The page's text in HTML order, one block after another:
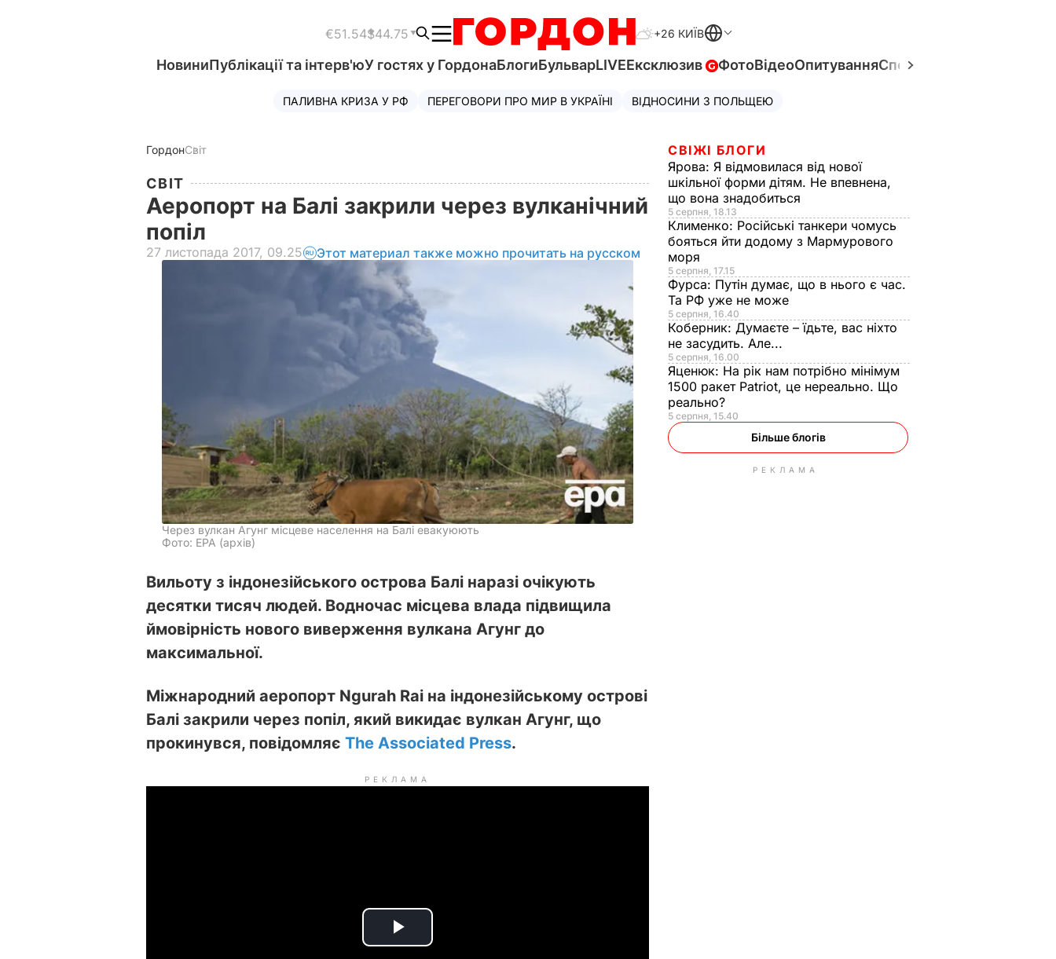
€51.54$44.75 +26 КИЇВ
НовиниПублікації та інтерв'юУ гостях у ГордонаБлогиБульварLIVEЕксклюзив ФотоВідеоОпитуванняСпецпроєкти
ПАЛИВНА КРИЗА У РФ ПЕРЕГОВОРИ ПРО МИР В УКРАЇНІ ВІДНОСИНИ З ПОЛЬЩЕЮ
ГордонСвіт
СВІТ
Аеропорт на Балі закрили через вулканічний
попіл
27 листопада 2017, 09.25 Этот материал также можно прочитать на русском
Через вулкан Агунг місцеве населення на Балі евакуюють
Фото: ЕРА (архів)
Вильоту з індонезійського острова Балі наразі очікують
десятки тисяч людей. Водночас місцева влада підвищила
ймовірність нового виверження вулкана Агунг до
максимальної.
Міжнародний аеропорт Ngurah Rai на індонезійському острові
Балі закрили через попіл, який викидає вулкан Агунг, що
прокинувся, повідомляє The Associated Press.
РЕКЛАМА
P
СВІЖІ БЛОГИ
Ярова: Я відмовилася від нової
шкільної форми дітям. Не впевнена,
що вона знадобиться
5 серпня, 18.13
Клименко: Російські танкери чомусь
бояться йти додому з Мармурового
моря
5 серпня, 17.15
Фурса: Путін думає, що в нього є час.
Та РФ уже не може
5 серпня, 16.40
Коберник: Думаєте – їдьте, вас ніхто
не засудить. Але...
5 серпня, 16.00
Яценюк: На рік нам потрібно мінімум
1500 ракет Patriot, це нереально. Що
реально?
5 серпня, 15.40
Більше блогів
РЕКЛАМА